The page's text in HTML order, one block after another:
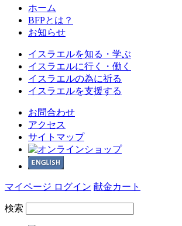
ホーム
BFPとは？
お知らせ
イスラエルを知る・学ぶ
イスラエルに行く・働く
イスラエルの為に祈る
イスラエルを支援する
お問合わせ
アクセス
サイトマップ
マイページ ログイン 献金カート
検索